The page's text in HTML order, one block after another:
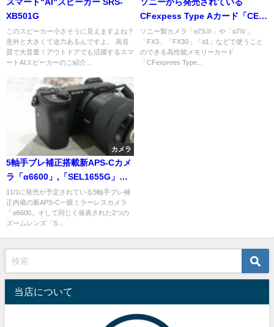
スマート"AI"スピーカー SRS-
XB501G
このスピーカー小さそうに見えますよね？
意外と大きくて迫力あるんですよ。 高音
質で大音量！アウトドアでも活躍するスマ
ートAIスピーカーのご紹介...
ソニーから発売されている
CFexpess Type Aカード「CEA-
G」シリーズに待望の大容量モデ
ル320GB,640GBが登場。耐久性
の高いタフ仕様
ソニー製カメラ「α7SⅢ」や「α7Ⅳ」
「FX3」「FX30」「α1」などで使うこと
のできる高性能メモリーカード
「CFexprees Type...
カメラ
5軸手ブレ補正搭載新APS-Cカメ
ラ「α6600」,「SEL1655G」
「SEL70350G」ショールームレ
ポート
11/1に発売が予定されている5軸手ブレ補
正内蔵の新APS-C一眼ミラーレスカメラ
「α6600」そして同じく発表された2つの
ズームレンズ「S...
当店について